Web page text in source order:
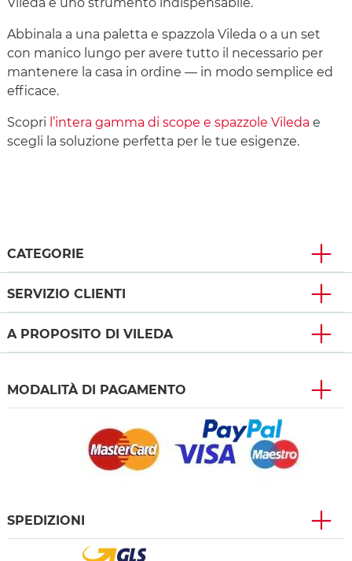
Abbinala a una paletta e spazzola Vileda o a un set
con manico lungo per avere tutto il necessario per
mantenere la casa in ordine — in modo semplice ed
efficace.
Scopri l’intera gamma di scope e spazzole Vileda e
scegli la soluzione perfetta per le tue esigenze.
CATEGORIE
SERVIZIO CLIENTI
A PROPOSITO DI VILEDA
MODALITÀ DI PAGAMENTO
SPEDIZIONI